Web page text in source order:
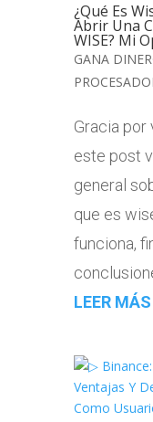
¿Qué Es
Abrir Una
WISE? Mi
GANA
Gracia por
este post
general
que es
funciona,
LEER MÁS